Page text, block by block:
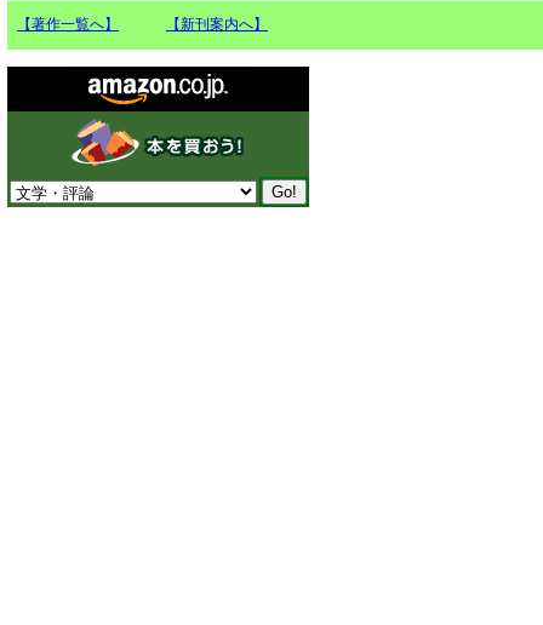
【著作一覧へ】 【新刊案内へ】